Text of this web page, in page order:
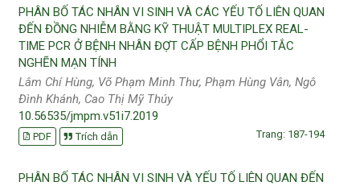
PHÂN BỐ TÁC NHÂN VI SINH VÀ CÁC YẾU TỐ LIÊN QUAN
ĐẾN ĐỒNG NHIỄM BẰNG KỸ THUẬT MULTIPLEX REAL-
TIME PCR Ở BỆNH NHÂN ĐỢT CẤP BỆNH PHỔI TẮC
NGHẼN MẠN TÍNH
Lâm Chí Hùng, Võ Phạm Minh Thư, Phạm Hùng Vân, Ngô
Đình Khánh, Cao Thị Mỹ Thúy
10.56535/jmpm.v51i7.2019
PDF Trích dẫn Trang: 187-194
PHÂN BỐ TÁC NHÂN VI SINH VÀ YẾU TỐ LIÊN QUAN ĐẾN